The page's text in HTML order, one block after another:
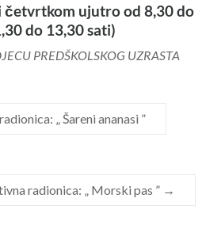
četvrtkom ujutro od 8,30 do
do 13,30 sati)
PREDŠKOLSKOG UZRASTA
„ Šareni ananasi ”
radionica: „ Morski pas ” →